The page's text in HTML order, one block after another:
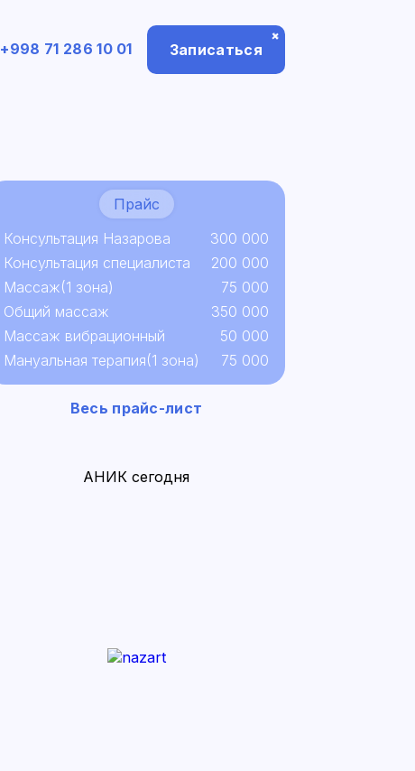
+998 71 286 10 01 Записаться
+
Прайс
Консультация Назарова
300 000
Консультация специалиста
200 000
Массаж(1 зона)
75 000
Общий массаж
350 000
Массаж вибрационный
50 000
Мануальная терапия(1 зона)
75 000
Весь прайс-лист
АНИК сегодня